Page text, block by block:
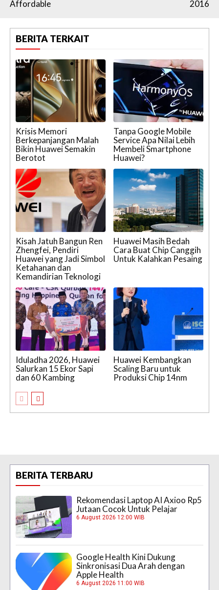
Affordable 2016
BERITA TERKAIT
Krisis Memori
Berkepanjangan Malah
Bikin Huawei Semakin
Berotot
Tanpa Google Mobile
Service Apa Nilai Lebih
Membeli Smartphone
Huawei?
Kisah Jatuh Bangun Ren
Zhengfei, Pendiri
Huawei yang Jadi Simbol
Ketahanan dan
Kemandirian Teknologi
Huawei Masih Bedah
Cara Buat Chip Canggih
Untuk Kalahkan Pesaing
Iduladha 2026, Huawei
Salurkan 15 Ekor Sapi
dan 60 Kambing
Huawei Kembangkan
Scaling Baru untuk
Produksi Chip 14nm
BERITA TERBARU
Rekomendasi Laptop AI Axioo Rp5
Jutaan Cocok Untuk Pelajar
6 August 2026 12:00 WIB
Google Health Kini Dukung
Sinkronisasi Dua Arah dengan
Apple Health
6 August 2026 11:00 WIB